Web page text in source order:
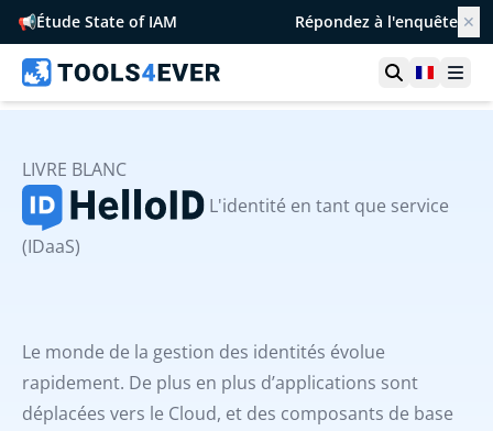
📢Étude State of IAM Répondez à l'enquête ✕
Ouvrir la
France
LIVRE BLANC
L'identité en tant que service
(IDaaS)
Le monde de la gestion des identités évolue
rapidement. De plus en plus d’applications sont
déplacées vers le Cloud, et des composants de base